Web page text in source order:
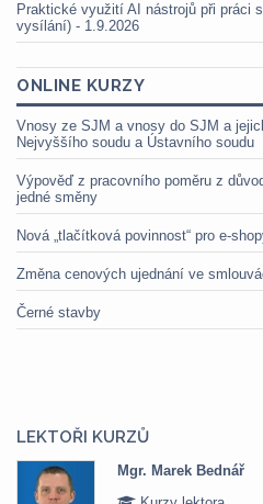
Praktické využití AI nástrojů při práci
vysílání) - 1.9.2026
ONLINE KURZY
Vnosy ze SJM a vnosy do SJM a
Nejvyššího soudu a Ústavního soudu
Výpověď z pracovního poměru z
jedné směny
Nová „tlačítková povinnost“ pro e-
Změna cenových ujednání ve
Černé stavby
LEKTOŘI KURZŮ
Mgr. Marek Bednář